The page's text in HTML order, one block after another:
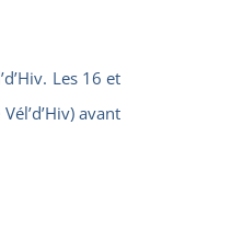
Les 16 et
avant